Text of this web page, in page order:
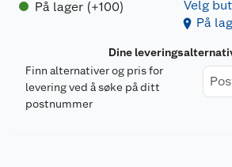
På lager (+100)
Velg
På
Dine
Finn alternativer og pris for
levering ved å søke på ditt
postnummer